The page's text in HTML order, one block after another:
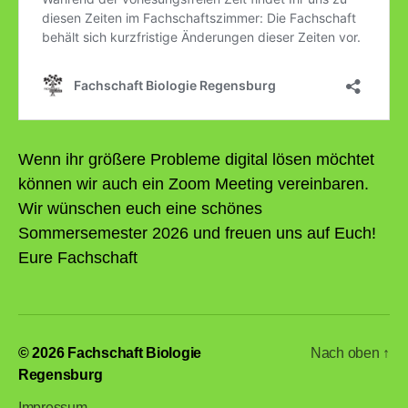
Wenn ihr größere Probleme digital lösen möchtet
können wir auch ein Zoom Meeting vereinbaren.
Wir wünschen euch eine schönes
Sommersemester 2026 und freuen uns auf Euch!
Eure Fachschaft
© 2026 Fachschaft Biologie
Regensburg
Nach oben ↑